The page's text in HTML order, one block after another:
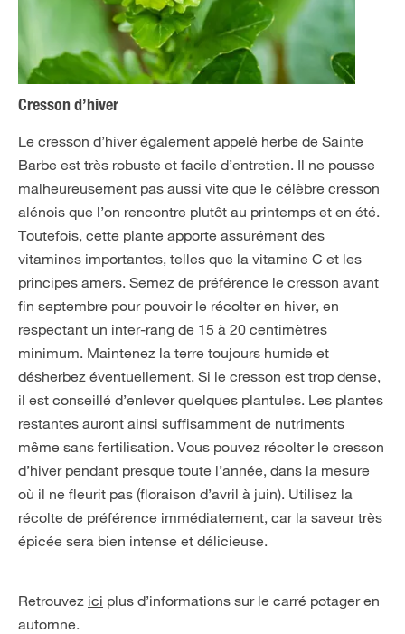
Cresson d’hiver
Le cresson d’hiver également appelé herbe de Sainte
Barbe est très robuste et facile d’entretien. Il ne pousse
malheureusement pas aussi vite que le célèbre cresson
alénois que l’on rencontre plutôt au printemps et en été.
Toutefois, cette plante apporte assurément des
vitamines importantes, telles que la vitamine C et les
principes amers. Semez de préférence le cresson avant
fin septembre pour pouvoir le récolter en hiver, en
respectant un inter-rang de 15 à 20 centimètres
minimum. Maintenez la terre toujours humide et
désherbez éventuellement. Si le cresson est trop dense,
il est conseillé d’enlever quelques plantules. Les plantes
restantes auront ainsi suffisamment de nutriments
même sans fertilisation. Vous pouvez récolter le cresson
d’hiver pendant presque toute l’année, dans la mesure
où il ne fleurit pas (floraison d’avril à juin). Utilisez la
récolte de préférence immédiatement, car la saveur très
épicée sera bien intense et délicieuse.
Retrouvez ici plus d’informations sur le carré potager en
automne.